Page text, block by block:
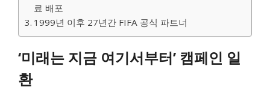
료 배포
1999년 이후 27년간 FIFA 공식 파트너
‘미래는 지금 여기서부터’ 캠페인 일
환